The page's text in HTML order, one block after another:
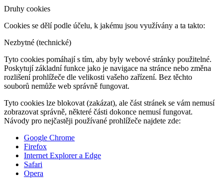
Druhy cookies
Cookies se dělí podle účelu, k jakému jsou využívány a ta takto:
Nezbytné (technické)
Tyto cookies pomáhají s tím, aby byly webové stránky použitelné.
Poskytují základní funkce jako je navigace na stránce nebo změna
rozlišení prohlížeče dle velikosti vašeho zařízení. Bez těchto
souborů nemůže web správně fungovat.
Tyto cookies lze blokovat (zakázat), ale část stránek se vám nemusí
zobrazovat správně, některé části dokonce nemusí fungovat.
Návody pro nejčastěji používané prohlížeče najdete zde:
Google Chrome
Firefox
Internet Explorer a Edge
Safari
Opera